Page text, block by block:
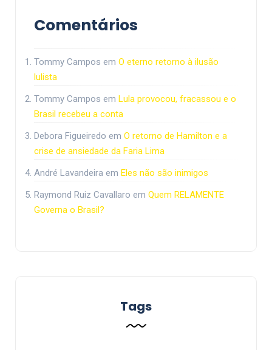
Comentários
Tommy Campos em O eterno retorno à ilusão
lulista
Tommy Campos em Lula provocou, fracassou e o
Brasil recebeu a conta
Debora Figueiredo em O retorno de Hamilton e a
crise de ansiedade da Faria Lima
André Lavandeira em Eles não são inimigos
Raymond Ruiz Cavallaro em Quem RELAMENTE
Governa o Brasil?
Tags